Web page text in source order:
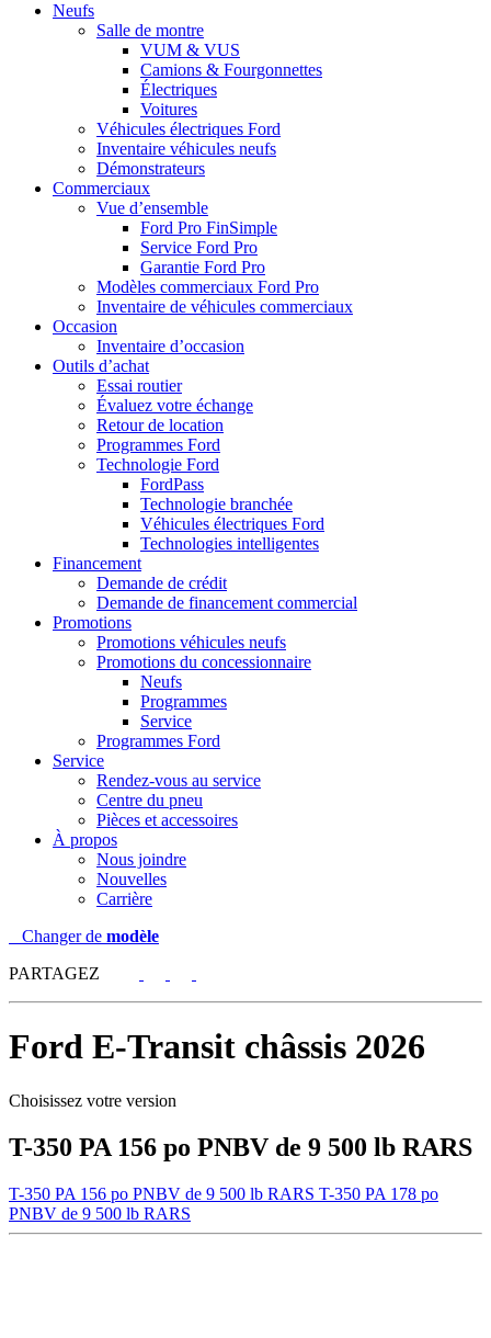
Neufs
Salle de montre
VUM & VUS
Camions & Fourgonnettes
Électriques
Voitures
Véhicules électriques Ford
Inventaire véhicules neufs
Démonstrateurs
Commerciaux
Vue d’ensemble
Ford Pro FinSimple
Service Ford Pro
Garantie Ford Pro
Modèles commerciaux Ford Pro
Inventaire de véhicules commerciaux
Occasion
Inventaire d’occasion
Outils d’achat
Essai routier
Évaluez votre échange
Retour de location
Programmes Ford
Technologie Ford
FordPass
Technologie branchée
Véhicules électriques Ford
Technologies intelligentes
Financement
Demande de crédit
Demande de financement commercial
Promotions
Promotions véhicules neufs
Promotions du concessionnaire
Neufs
Programmes
Service
Programmes Ford
Service
Rendez-vous au service
Centre du pneu
Pièces et accessoires
À propos
Nous joindre
Nouvelles
Carrière
Changer de modèle
PARTAGEZ
Ford E-Transit châssis 2026
Choisissez votre version
T-350 PA 156 po PNBV de 9 500 lb RARS
T-350 PA 156 po PNBV de 9 500 lb RARS T-350 PA 178 po
PNBV de 9 500 lb RARS